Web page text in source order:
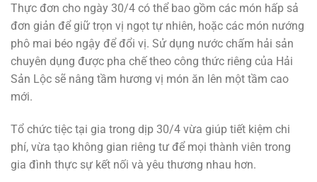
Thực đơn cho ngày 30/4 có thể bao gồm các món hấp sả
đơn giản để giữ trọn vị ngọt tự nhiên, hoặc các món nướng
phô mai béo ngậy để đổi vị. Sử dụng nước chấm hải sản
chuyên dụng được pha chế theo công thức riêng của Hải
Sản Lộc sẽ nâng tầm hương vị món ăn lên một tầm cao
mới.
Tổ chức tiệc tại gia trong dịp 30/4 vừa giúp tiết kiệm chi
phí, vừa tạo không gian riêng tư để mọi thành viên trong
gia đình thực sự kết nối và yêu thương nhau hơn.